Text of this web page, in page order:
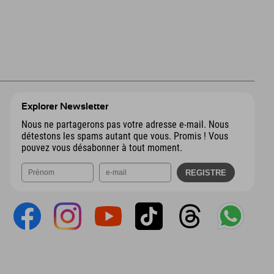
Explorer Newsletter
Nous ne partagerons pas votre adresse e-mail. Nous
détestons les spams autant que vous. Promis ! Vous
pouvez vous désabonner à tout moment.